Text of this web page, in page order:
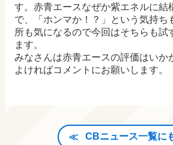
す。赤青エースなぜか紫エネルに結
で、「ホンマか！？」という気持ち
所も気になるので今回はそちらも試
ます。
みなさんは赤青エースの評価はいか
よければコメントにお願いします。
CBニュース一覧に